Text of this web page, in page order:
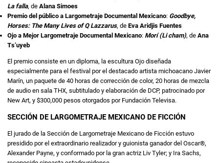
La falla, de Alana Simoes
Premio del público a Largometraje Documental Mexicano: Goodbye,
Horses: The Many Lives of Q Lazzarus, de Eva Aridjis Fuentes
Ojo a Mejor Largometraje Documental Mexicano: Morí (Li cham), de Ana
Ts’uyeb
El premio consiste en un diploma, la escultura Ojo diseñada
especialmente para el festival por el destacado artista michoacano Javier
Marín, un paquete de 40 horas de corrección de color, 20 horas de mezcla
de audio en sala THX, subtitulado y elaboración de DCP, patrocinado por
New Art, y $300,000 pesos otorgados por Fundación Televisa.
SECCIÓN DE LARGOMETRAJE MEXICANO DE FICCIÓN
El jurado de la Sección de Largometraje Mexicano de Ficción estuvo
presidido por el extraordinario realizador y guionista ganador del Oscar®,
Alexander Payne, y conformado por la gran actriz Liv Tyler; y Ira Sachs,